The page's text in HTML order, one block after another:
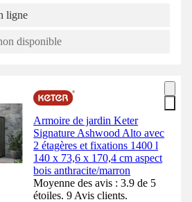
ligne
disponible
Armoire de jardin Keter
Signature Ashwood Alto avec
2 étagères et fixations 1400 l
140 x 73,6 x 170,4 cm aspect
bois anthracite/marron
Moyenne des avis : 3.9 de 5
étoiles. 9 Avis clients.